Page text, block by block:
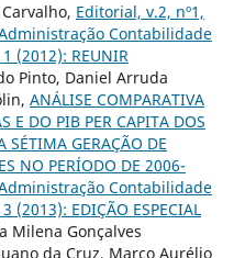
Editorial, v.2, nº1,
Contabilidade
(2012): REUNIR
Pinto, Daniel Arruda
ANÁLISE COMPARATIVA
E DO PIB PER CAPITA DOS
SÉTIMA GERAÇÃO DE
NO PERÍODO DE 2006-
Contabilidade
EDIÇÃO ESPECIAL
Milena Gonçalves
da Cruz, Marco Aurélio